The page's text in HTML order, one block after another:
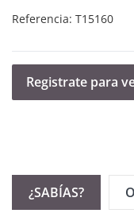
Referencia: T15160
Registrate para
¿SABÍAS?